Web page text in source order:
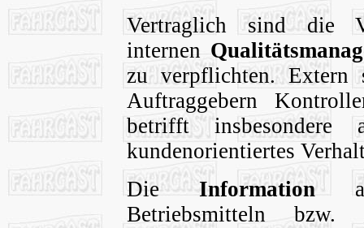
Vertraglich sind die
internen
zu verpflichten. Extern
Auftraggebern
betrifft
kundenorientiertes
DieInformation
Betriebsmitteln bzw.